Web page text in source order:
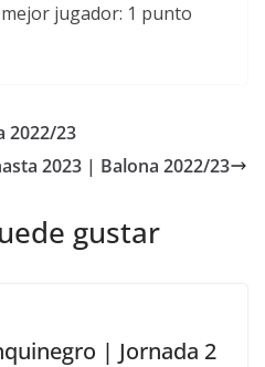
jugador: 1 punto
2022/23
2023 | Balona 2022/23
gustar
| Jornada 2